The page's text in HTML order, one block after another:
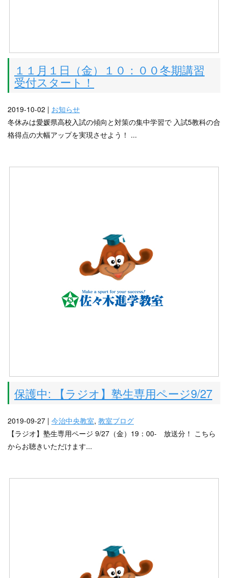
１１月１日（金）１０：００冬期講習
受付スタート！
2019-10-02 | お知らせ
冬休みは愛媛県高校入試の傾向と対策の集中学習で 入試5教科の合
格得点の大幅アップを実現させよう！ ...
保護中: 【ラジオ】塾生専用ページ9/27
2019-09-27 | 今治中央教室, 教室ブログ
【ラジオ】塾生専用ページ 9/27（金）19：00- 放送分！ こちら
からお聴きいただけます...